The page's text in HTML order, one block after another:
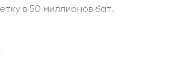
затененная терраса. Это
на свежем воздухе, наслаждаясь
в 50 миллионов бат.
атмосфера, усиленная